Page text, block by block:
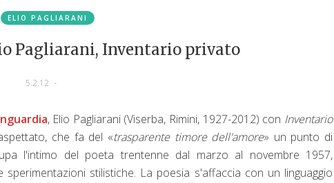
ELIO PAGLIARANI
Pagliarani, Inventario privato
5.2.12 -
, Elio Pagliarani (Viserba, Rimini, 1927-2012) con Inventario
che fa del «trasparente timore dell'amore» un punto di
l'intimo del poeta trentenne dal marzo al novembre 1957,
stilistiche. La poesia s'affaccia con un linguaggio